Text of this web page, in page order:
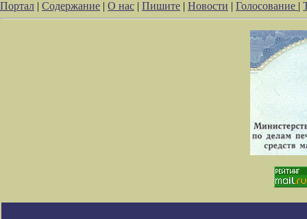
Портал | Содержание | О нас | Пишите | Новости | Голосование |